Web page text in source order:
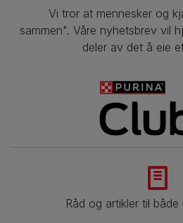
Vi tror at mennesker og
sammen". Våre nyhetsbrev vil
deler av det å eie
Råd og artikler til